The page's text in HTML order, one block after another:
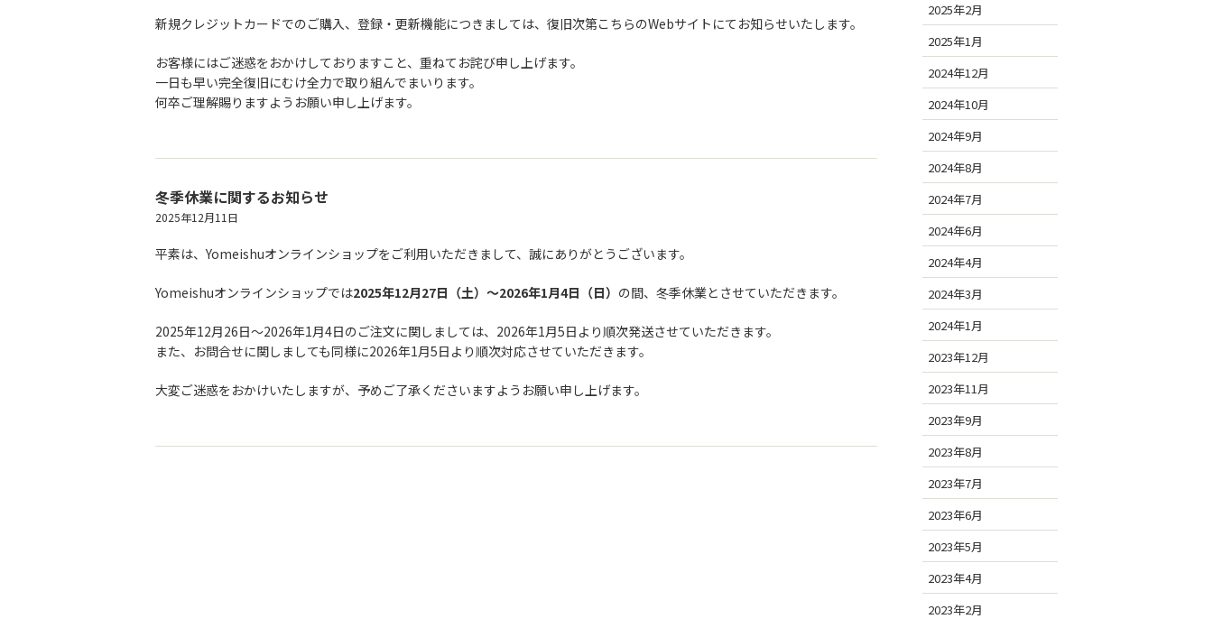
新規クレジットカードでのご購入、登録・更新機能につきましては、復旧次第こちらのWebサイトにてお知らせいたします。
お客様にはご迷惑をおかけしておりますこと、重ねてお詫び申し上げます。
一日も早い完全復旧にむけ全力で取り組んでまいります。
何卒ご理解賜りますようお願い申し上げます。
冬季休業に関するお知らせ
2025年12月11日
平素は、Yomeishuオンラインショップをご利用いただきまして、誠にありがとうございます。
Yomeishuオンラインショップでは2025年12月27日（土）〜2026年1月4日（日） の間、冬季休業とさせていただきます。
2025年12月26日〜2026年1月4日のご注文に関しましては、2026年1月5日より順次発送させていただきます。
また、お問合せに関しましても同様に2026年1月5日より順次対応させていただきます。
大変ご迷惑をおかけいたしますが、予めご了承くださいますようお願い申し上げます。
2025年2月
2025年1月
2024年12月
2024年10月
2024年9月
2024年8月
2024年7月
2024年6月
2024年4月
2024年3月
2024年1月
2023年12月
2023年11月
2023年9月
2023年8月
2023年7月
2023年6月
2023年5月
2023年4月
2023年2月